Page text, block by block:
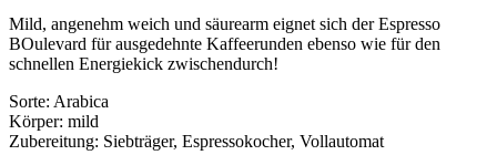
Mild, angenehm weich und säurearm eignet sich der Espresso
BOulevard für ausgedehnte Kaffeerunden ebenso wie für den
schnellen Energiekick zwischendurch!
Sorte: Arabica
Körper: mild
Zubereitung: Siebträger, Espressokocher, Vollautomat